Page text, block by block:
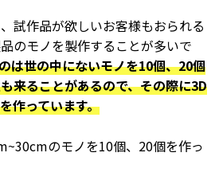
試作品が欲しいお客様もおられる
のモノを製作することが多いで
は世の中にないモノを10個、20個
来ることがあるので、その際に3D
作っています。
のモノを10個、20個を作っ